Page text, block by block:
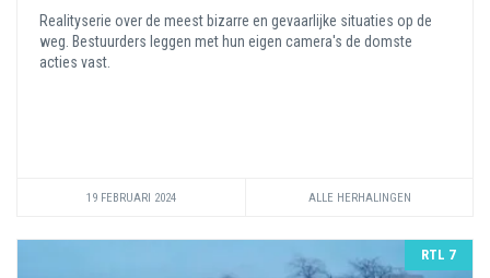
Realityserie over de meest bizarre en gevaarlijke situaties op de
weg. Bestuurders leggen met hun eigen camera's de domste
acties vast.
19 FEBRUARI 2024 ALLE HERHALINGEN
RTL 7